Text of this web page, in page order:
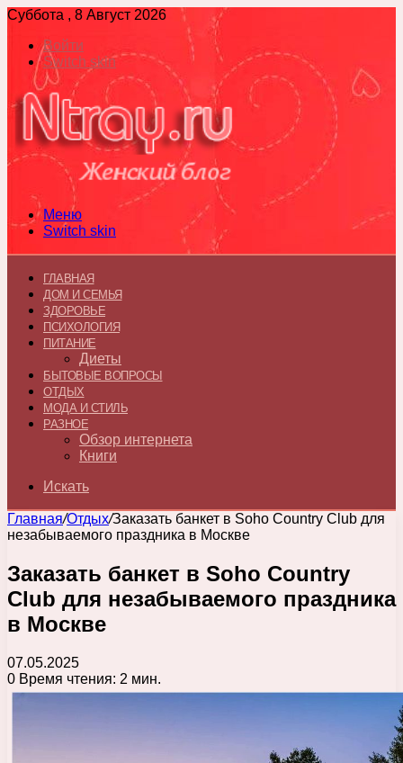
Суббота , 8 Август 2026
Войти
Switch skin
Меню
Switch skin
ГЛАВНАЯ
ДОМ И СЕМЬЯ
ЗДОРОВЬЕ
ПСИХОЛОГИЯ
ПИТАНИЕ
Диеты
БЫТОВЫЕ ВОПРОСЫ
ОТДЫХ
МОДА И СТИЛЬ
РАЗНОЕ
Обзор интернета
Книги
Искать
Главная/Отдых/Заказать банкет в Soho Country Club для
незабываемого праздника в Москве
Заказать банкет в Soho Country
Club для незабываемого праздника
в Москве
07.05.2025
0 Время чтения: 2 мин.